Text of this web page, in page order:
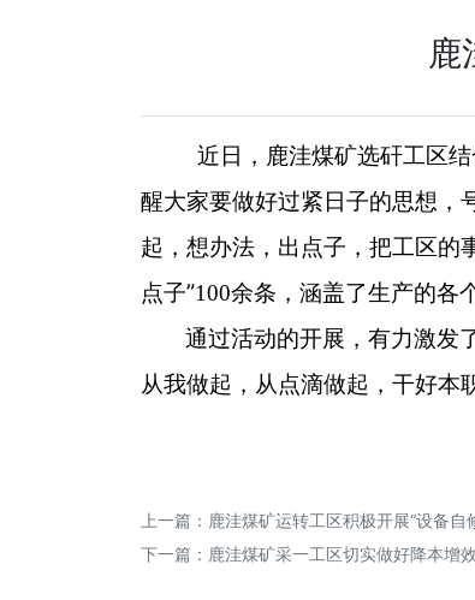
鹿
近日，鹿洼煤矿选矸工区
醒大家要做好过紧日子的思想，
起，想办法，出点子，把工区的
点子”100余条，涵盖了生产的各
通过活动的开展，有力激发
从我做起，从点滴做起，干好本
上一篇： 鹿洼煤矿运转工区积极开展“设备自
下一篇： 鹿洼煤矿采一工区切实做好降本增